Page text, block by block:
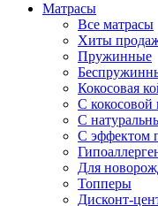
Матрасы
Все матрасы
Хиты
Пружинные
Кокосовая
С кокосовой
С
С эффектом
Для
Топперы
Дисконт-